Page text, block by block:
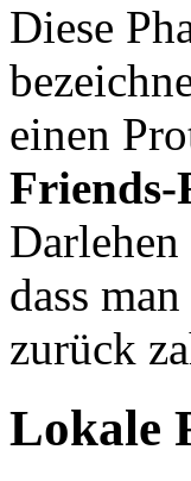
Diese
einen
Friends-
dass
zurück
Lokale